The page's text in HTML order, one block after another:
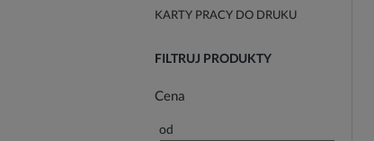
KARTY PRACY DO DRUKU
FILTRUJ PRODUKTY
Cena
od